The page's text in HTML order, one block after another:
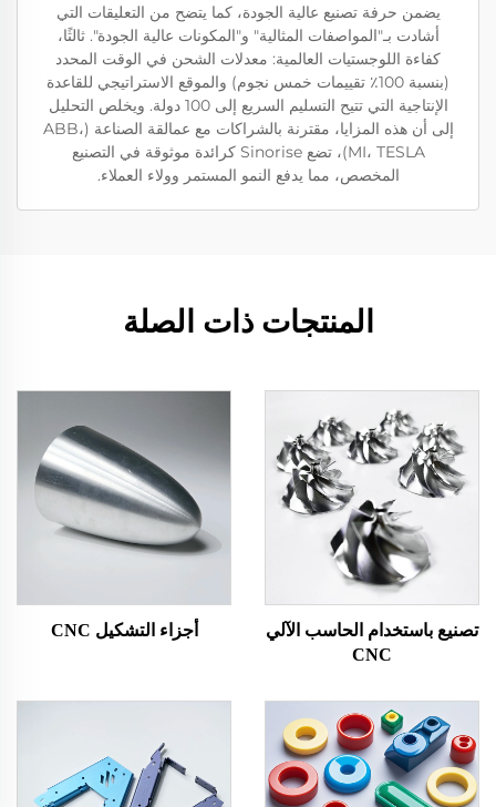
يضمن حرفة تصنيع عالية الجودة، كما يتضح من التعليقات التي
أشادت بـ"المواصفات المثالية" و"المكونات عالية الجودة". ثالثًا،
كفاءة اللوجستيات العالمية: معدلات الشحن في الوقت المحدد
(بنسبة 100٪ تقييمات خمس نجوم) والموقع الاستراتيجي للقاعدة
الإنتاجية التي تتيح التسليم السريع إلى 100 دولة. ويخلص التحليل
إلى أن هذه المزايا، مقترنة بالشراكات مع عمالقة الصناعة (ABB،
MI، TESLA)، تضع Sinorise كرائدة موثوقة في التصنيع
المخصص، مما يدفع النمو المستمر وولاء العملاء.
المنتجات ذات الصلة
تصنيع باستخدام الحاسب الآلي
CNC
أجزاء التشكيل CNC